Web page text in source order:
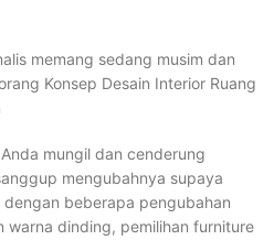
mungil dan cenderung
mengubahnya supaya
beberapa pengubahan
dinding, pemilihan furniture